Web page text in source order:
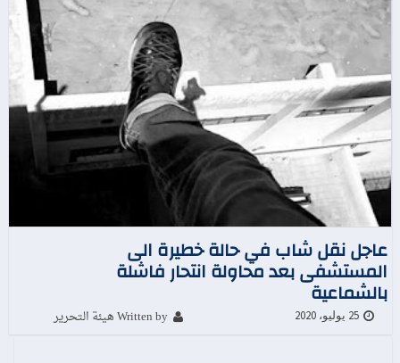
عاجل نقل شاب في حالة خطيرة الى
المستشفى بعد محاولة انتحار فاشلة
بالشماعية
25 يوليو، 2020